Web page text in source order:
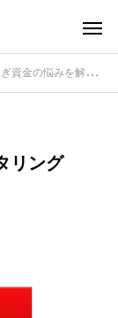
みを解決 ファクタリングnavi【ビジネスの強い味方】
リング